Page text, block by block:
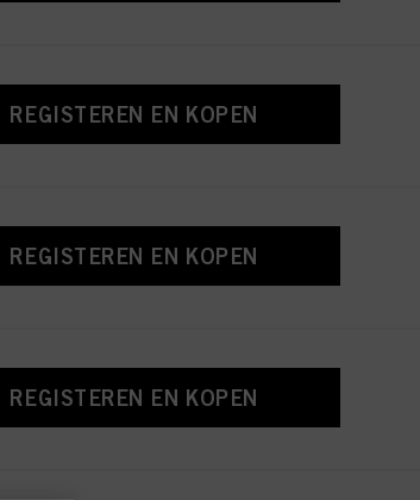
REGISTEREN EN KOPEN
REGISTEREN EN KOPEN
REGISTEREN EN KOPEN